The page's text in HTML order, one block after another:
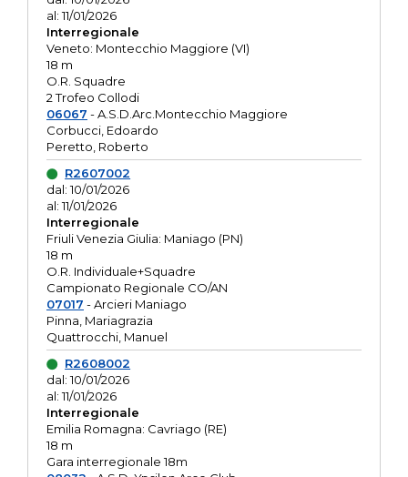
al: 11/01/2026
Interregionale
Veneto: Montecchio Maggiore (VI)
18 m
O.R. Squadre
2 Trofeo Collodi
06067 - A.S.D.Arc.Montecchio Maggiore
Corbucci, Edoardo
Peretto, Roberto
R2607002
dal: 10/01/2026
al: 11/01/2026
Interregionale
Friuli Venezia Giulia: Maniago (PN)
18 m
O.R. Individuale+Squadre
Campionato Regionale CO/AN
07017 - Arcieri Maniago
Pinna, Mariagrazia
Quattrocchi, Manuel
R2608002
dal: 10/01/2026
al: 11/01/2026
Interregionale
Emilia Romagna: Cavriago (RE)
18 m
Gara interregionale 18m